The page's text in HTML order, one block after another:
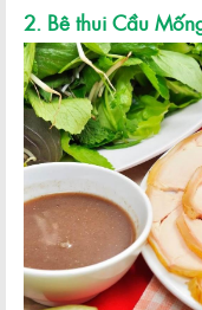
2. Bê thui Cầu